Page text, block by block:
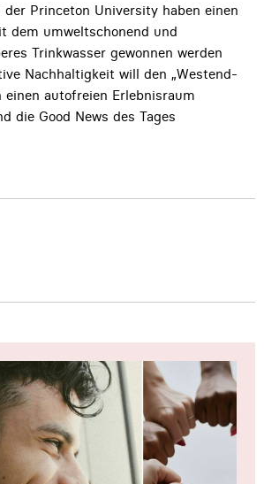
Princeton University haben einen
dem umweltschonend und
Trinkwasser gewonnen werden
Nachhaltigkeit will den „Westend-
einen autofreien Erlebnisraum
die Good News des Tages